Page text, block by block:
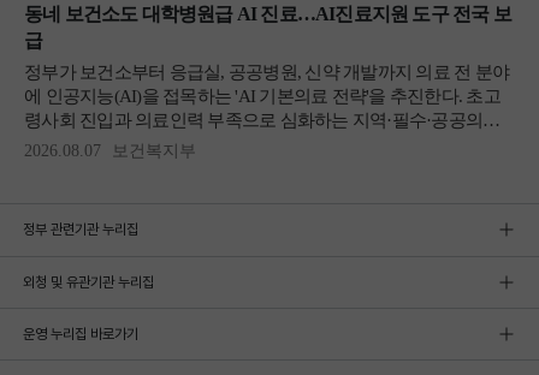
정부 관련기관 누리집
외청 및 유관기관 누리집
운영 누리집 바로가기